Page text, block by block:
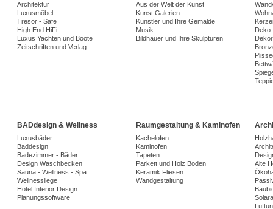
Architektur
Luxusmöbel
Tresor - Safe
High End HiFi
Luxus Yachten und Boote
Zeitschriften und Verlag
Aus der Welt der Kunst
Kunst Galerien
Künstler und Ihre Gemälde
Musik
Bildhauer und Ihre Skulpturen
Deko
BADdesign & Wellness
Luxusbäder
Baddesign
Badezimmer - Bäder
Design Waschbecken
Sauna - Wellness - Spa
Wellnessliege
Hotel Interior Design
Planungssoftware
Raumgestaltung & Kaminofen
Kachelofen
Kaminofen
Tapeten
Parkett und Holz Boden
Keramik Fliesen
Wandgestaltung
Alte